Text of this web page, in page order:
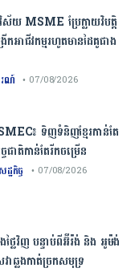
យ MSME ប្រែក្លាយវិបត្តិ
អាជីវកម្មរហូតមានដៃគូជាង
រណ៍ • 07/08/2026
៖​ ​ទិញ​ទំនិញ​ខ្មែរ​កាន់តែ​
ជាតិ​កាន់តែ​រីកចម្រើន​
ដ្ឋកិច្ច • 07/08/2026
ថ្លៃវិញ បន្ទាប់ពីអ៊ីរ៉ង់ និង អូម៉ង់
វាឆ្លងកាត់ច្រកសមុទ្រ